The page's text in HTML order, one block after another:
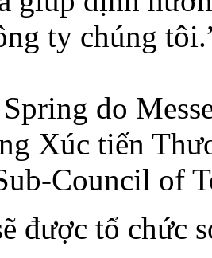
ty chúng
do
Xúc tiến
Council of
được tổ chức